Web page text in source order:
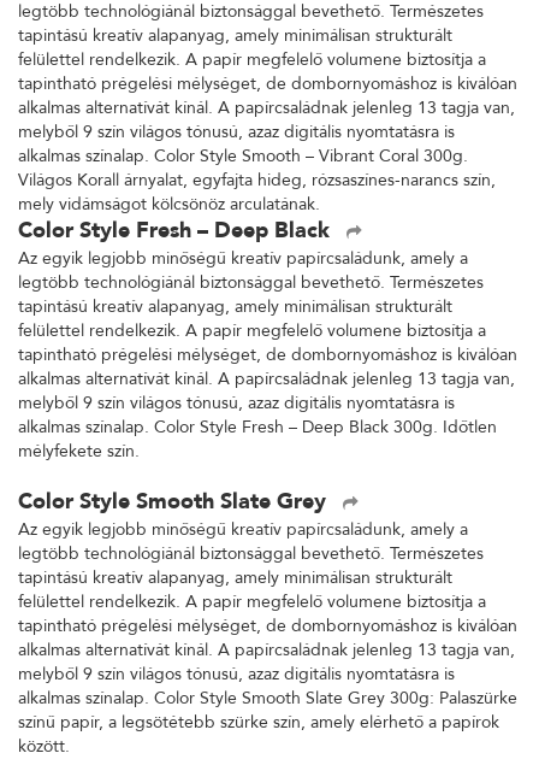
legtöbb technológiánál biztonsággal bevethető. Természetes
tapintású kreatív alapanyag, amely minimálisan strukturált
felülettel rendelkezik. A papír megfelelő volumene biztosítja a
tapintható prégelési mélységet, de dombornyomáshoz is kiválóan
alkalmas alternatívát kínál. A papírcsaládnak jelenleg 13 tagja van,
melyből 9 szín világos tónusú, azaz digitális nyomtatásra is
alkalmas színalap. Color Style Smooth – Vibrant Coral 300g.
Világos Korall árnyalat, egyfajta hideg, rózsaszínes-narancs szín,
mely vidámságot kölcsönöz arculatának.
Color Style Fresh – Deep Black
Az egyik legjobb minőségű kreatív papírcsaládunk, amely a
legtöbb technológiánál biztonsággal bevethető. Természetes
tapintású kreatív alapanyag, amely minimálisan strukturált
felülettel rendelkezik. A papír megfelelő volumene biztosítja a
tapintható prégelési mélységet, de dombornyomáshoz is kiválóan
alkalmas alternatívát kínál. A papírcsaládnak jelenleg 13 tagja van,
melyből 9 szín világos tónusú, azaz digitális nyomtatásra is
alkalmas színalap. Color Style Fresh – Deep Black 300g. Időtlen
mélyfekete szín.
Color Style Smooth Slate Grey
Az egyik legjobb minőségű kreatív papírcsaládunk, amely a
legtöbb technológiánál biztonsággal bevethető. Természetes
tapintású kreatív alapanyag, amely minimálisan strukturált
felülettel rendelkezik. A papír megfelelő volumene biztosítja a
tapintható prégelési mélységet, de dombornyomáshoz is kiválóan
alkalmas alternatívát kínál. A papírcsaládnak jelenleg 13 tagja van,
melyből 9 szín világos tónusú, azaz digitális nyomtatásra is
alkalmas színalap. Color Style Smooth Slate Grey 300g: Palaszürke
színű papír, a legsötétebb szürke szín, amely elérhető a papírok
között.